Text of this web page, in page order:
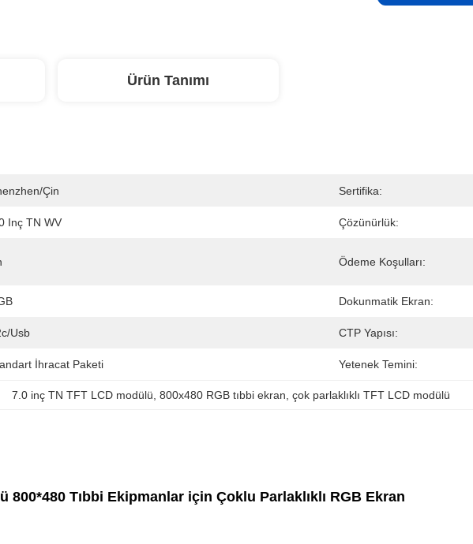
Ürün Tanımı
Çin Sertifika:
Inç TN WV Çözünürlük:
Ödeme Koşulları:
Dokunmatik Ekran:
usb CTP Yapısı:
İhracat Paketi Yetenek Temini:
7.0 inç TN TFT LCD modülü , 800x480 RGB tıbbi ekran , çok parlaklıklı TFT LCD modülü
800*480 Tıbbi Ekipmanlar için Çoklu Parlaklıklı RGB Ekran